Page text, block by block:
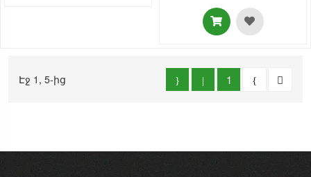
AG242-47-13 5սմ 6 հատ
Էջ 1, 5-ից 1